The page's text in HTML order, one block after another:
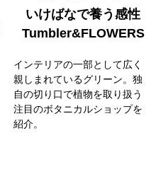
いけばなで養う感性
Tumbler&FLOWERS
インテリアの一部として広く
親しまれているグリーン。独
自の切り口で植物を取り扱う
注目のボタニカルショップを
紹介。